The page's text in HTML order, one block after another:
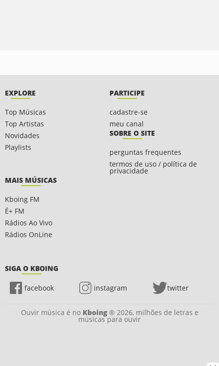
EXPLORE
Top Músicas
Top Artistas
Novidades
Playlists
PARTICIPE
cadastre-se
meu canal
SOBRE O SITE
perguntas frequentes
termos de uso / política de
privacidade
MAIS MÚSICAS
Kboing FM
É+ FM
Rádios Ao Vivo
Rádios OnLine
SIGA O KBOING
facebook instagram twitter
Ouvir música é no Kboing® 2026, milhões de letras e
músicas para ouvir